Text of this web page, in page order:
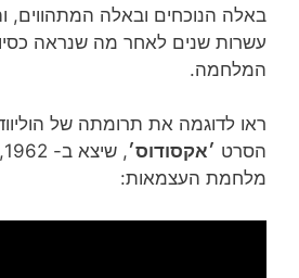
באלה הנוכחים ובאלה המתהווים,
עשרות שנים לאחר מה שנראה
המלחמה.
ראו לדוגמה את תרומתה של
הסרט ׳אקסודוס׳
מלחמת העצמאות: